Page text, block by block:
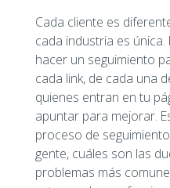
Cada cliente es
cada industria es
hacer un seguimiento
cada link, de cada una
quienes entran en tu
apuntar para mejorar.
proceso de
gente, cuáles son las
problemas más